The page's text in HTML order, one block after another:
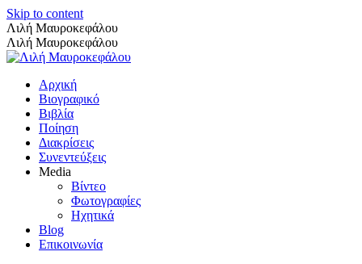
Skip to content
Λιλή Μαυροκεφάλου
Λιλή Μαυροκεφάλου
Αρχική
Βιογραφικό
Βιβλία
Ποίηση
Διακρίσεις
Συνεντεύξεις
Media
Βίντεο
Φωτογραφίες
Ηχητικά
Blog
Επικοινωνία